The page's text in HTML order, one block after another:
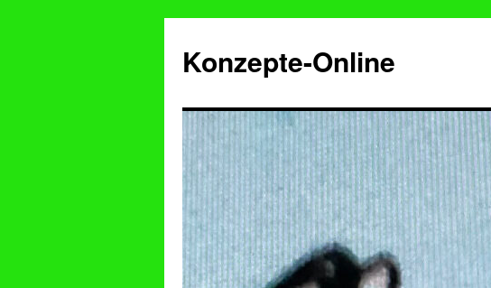
Konzepte-Online